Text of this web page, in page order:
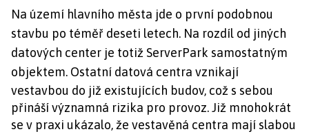
Na území hlavního města jde o první podobnou
stavbu po téměř deseti letech. Na rozdíl od jiných
datových center je totiž ServerPark samostatným
objektem. Ostatní datová centra vznikají
vestavbou do již existujících budov, což s sebou
přináší významná rizika pro provoz. Již mnohokrát
se v praxi ukázalo, že vestavěná centra mají slabou